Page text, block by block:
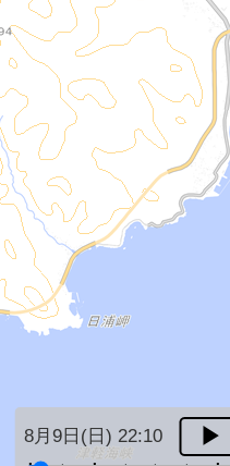
8月9日(日) 22:10